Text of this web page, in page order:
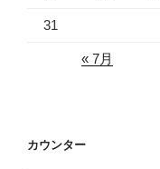
31
« 7月
カウンター